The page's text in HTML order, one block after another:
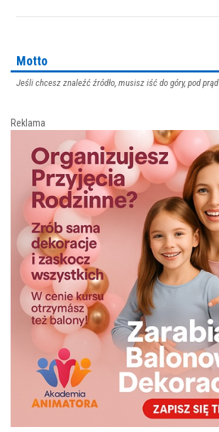
Motto
Jeśli chcesz znaleźć źródło, musisz iść do góry, pod prąd
Reklama